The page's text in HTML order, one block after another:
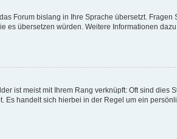
Forum bislang in Ihre Sprache übersetzt.
übersetzen würden. Weitere Informationen
ist meist mit Ihrem Rang verknüpft: Oft sind dies
Es handelt sich hierbei in der Regel um ein